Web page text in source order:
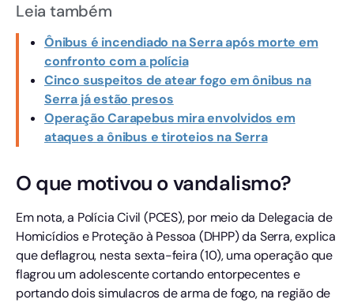
Leia também
Ônibus é incendiado na Serra após morte em
confronto com a polícia
Cinco suspeitos de atear fogo em ônibus na
Serra já estão presos
Operação Carapebus mira envolvidos em
ataques a ônibus e tiroteios na Serra
O que motivou o vandalismo?
Em nota, a Polícia Civil (PCES), por meio da Delegacia de
Homicídios e Proteção à Pessoa (DHPP) da Serra, explica
que deflagrou, nesta sexta-feira (10), uma operação que
flagrou um adolescente cortando entorpecentes e
portando dois simulacros de arma de fogo, na região de